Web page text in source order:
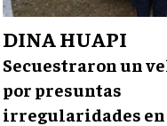
DINA HUAPI
Secuestraron un
por presuntas
irregularidades en